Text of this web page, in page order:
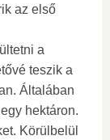
az első
a
teszik a
Általában
hektáron.
Körülbelül